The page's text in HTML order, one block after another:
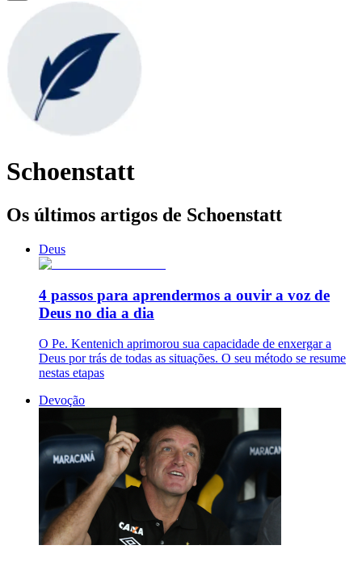
Schoenstatt
Os últimos artigos de Schoenstatt
Deus
4 passos para aprendermos a ouvir a voz de
Deus no dia a dia
O Pe. Kentenich aprimorou sua capacidade de enxergar a
Deus por trás de todas as situações. O seu método se resume
nestas etapas
Devoção